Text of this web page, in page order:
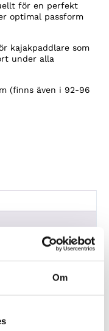
Om
för en perfekt
optimal passform
kajakpaddlare som
under alla
(finns även i 92-96
Prijon